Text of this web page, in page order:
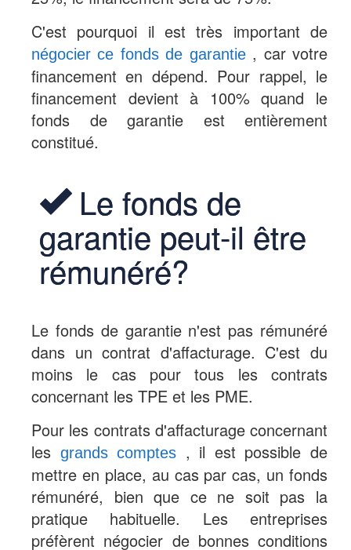
C'est pourquoi il est très important de
négocier ce fonds de garantie , car votre
financement en dépend. Pour rappel, le
financement devient à 100% quand le
fonds de garantie est entièrement
constitué.
Le fonds de
garantie peut-il être
rémunéré?
Le fonds de garantie n'est pas rémunéré
dans un contrat d'affacturage. C'est du
moins le cas pour tous les contrats
concernant les TPE et les PME.
Pour les contrats d'affacturage concernant
les grands comptes , il est possible de
mettre en place, au cas par cas, un fonds
rémunéré, bien que ce ne soit pas la
pratique habituelle. Les entreprises
préfèrent négocier de bonnes conditions